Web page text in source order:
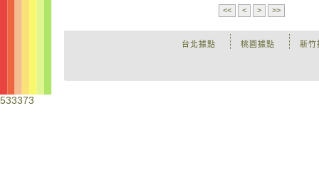
<< < > >>
新竹
桃園據點
台北據點
533373